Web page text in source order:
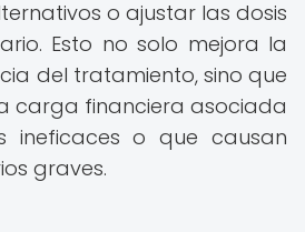
o ajustar las dosis
Esto no solo mejora la
del tratamiento, sino que
carga financiera asociada
ineficaces o que causan
graves.